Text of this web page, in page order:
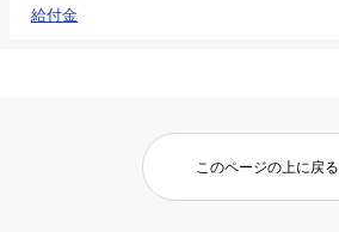
給付金
このページの上に戻る